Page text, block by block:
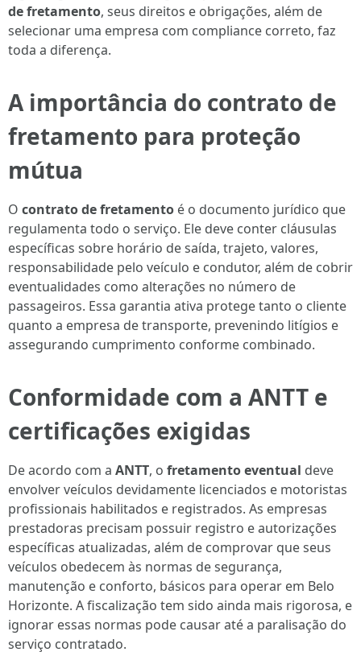
de fretamento, seus direitos e obrigações, além de
selecionar uma empresa com compliance correto, faz
toda a diferença.
A importância do contrato de
fretamento para proteção
mútua
O contrato de fretamento é o documento jurídico que
regulamenta todo o serviço. Ele deve conter cláusulas
específicas sobre horário de saída, trajeto, valores,
responsabilidade pelo veículo e condutor, além de cobrir
eventualidades como alterações no número de
passageiros. Essa garantia ativa protege tanto o cliente
quanto a empresa de transporte, prevenindo litígios e
assegurando cumprimento conforme combinado.
Conformidade com a ANTT e
certificações exigidas
De acordo com a ANTT, o fretamento eventual deve
envolver veículos devidamente licenciados e motoristas
profissionais habilitados e registrados. As empresas
prestadoras precisam possuir registro e autorizações
específicas atualizadas, além de comprovar que seus
veículos obedecem às normas de segurança,
manutenção e conforto, básicos para operar em Belo
Horizonte. A fiscalização tem sido ainda mais rigorosa, e
ignorar essas normas pode causar até a paralisação do
serviço contratado.